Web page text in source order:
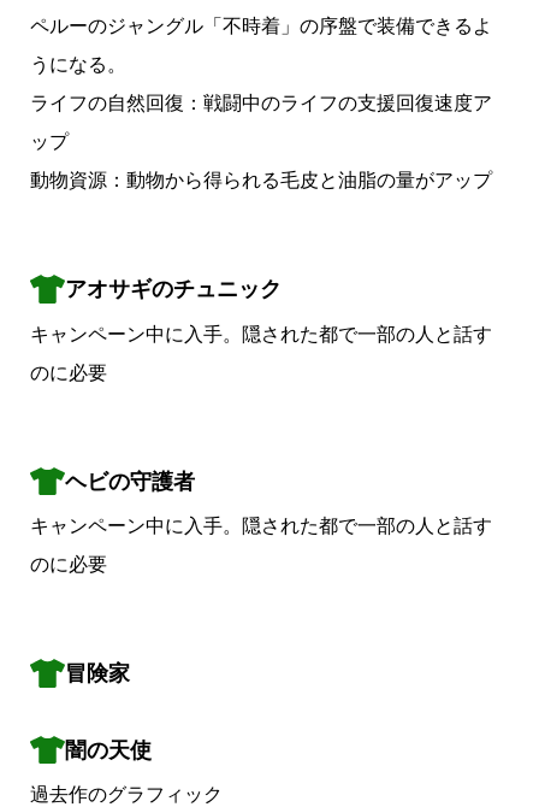
ペルーのジャングル「不時着」の序盤で装備できるよ
うになる。
ライフの自然回復：戦闘中のライフの支援回復速度ア
ップ
動物資源：動物から得られる毛皮と油脂の量がアップ
アオサギのチュニック
キャンペーン中に入手。隠された都で一部の人と話す
のに必要
ヘビの守護者
キャンペーン中に入手。隠された都で一部の人と話す
のに必要
冒険家
闇の天使
過去作のグラフィック